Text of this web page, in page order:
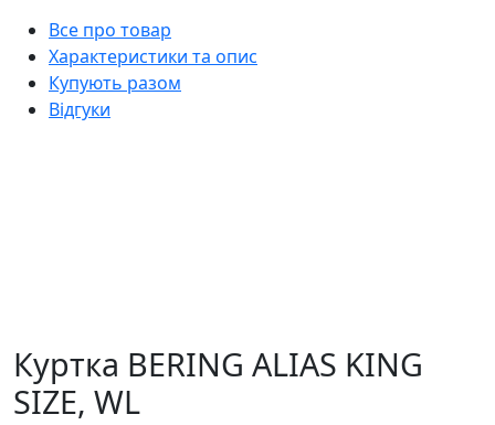
Все про товар
Характеристики та опис
Купують разом
Відгуки
Куртка BERING ALIAS KING
SIZE, WL